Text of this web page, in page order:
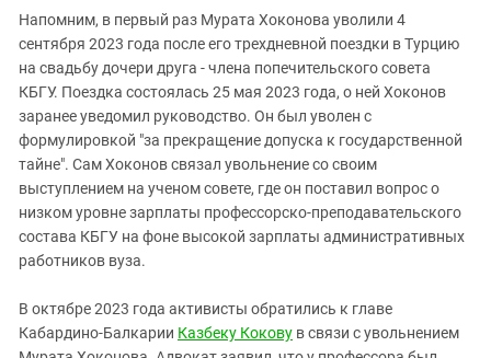
Напомним, в первый раз Мурата Хоконова уволили 4
сентября 2023 года после его трехдневной поездки в Турцию
на свадьбу дочери друга - члена попечительского совета
КБГУ. Поездка состоялась 25 мая 2023 года, о ней Хоконов
заранее уведомил руководство. Он был уволен с
формулировкой "за прекращение допуска к государственной
тайне". Сам Хоконов связал увольнение со своим
выступлением на ученом совете, где он поставил вопрос о
низком уровне зарплаты профессорско-преподавательского
состава КБГУ на фоне высокой зарплаты административных
работников вуза.
В октябре 2023 года активисты обратились к главе
Кабардино-Балкарии Казбеку Кокову в связи с увольнением